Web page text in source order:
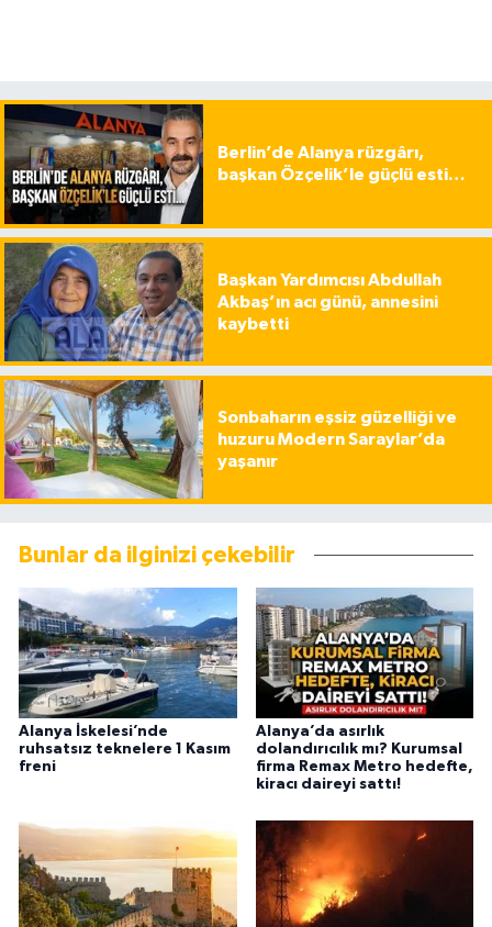
Berlin’de Alanya rüzgârı,
başkan Özçelik’le güçlü esti…
Başkan Yardımcısı Abdullah
Akbaş’ın acı günü, annesini
kaybetti
Sonbaharın eşsiz güzelliği ve
huzuru Modern Saraylar’da
yaşanır
Bunlar da ilginizi çekebilir
Alanya İskelesi’nde
ruhsatsız teknelere 1 Kasım
freni
Alanya’da asırlık
dolandırıcılık mı? Kurumsal
firma Remax Metro hedefte,
kiracı daireyi sattı!